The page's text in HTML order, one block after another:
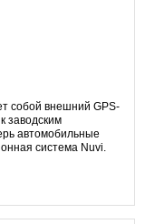
собой внешний GPS-
заводским
автомобильные
система Nuvi.